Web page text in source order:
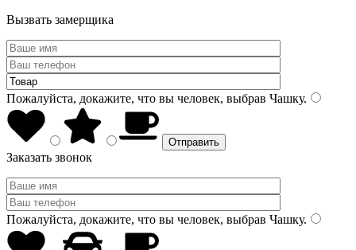
Вызвать замерщика
Пожалуйста, докажите, что вы человек, выбрав Чашку.
Заказать звонок
Пожалуйста, докажите, что вы человек, выбрав Чашку.